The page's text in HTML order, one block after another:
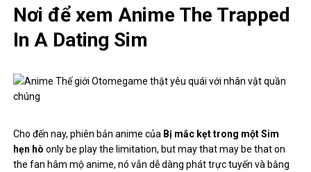
Nơi để xem Anime The Trapped
In A Dating Sim
Cho đến nay, phiên bản anime của Bị mắc kẹt trong một Sim
hẹn hò only be play the limitation, but may that may be that on
the fan hâm mộ anime, nó vẫn dễ dàng phát trực tuyến và bằng